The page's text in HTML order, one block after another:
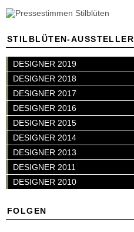
STILBLÜTEN-AUSSTELLER
DESIGNER 2019
DESIGNER 2018
DESIGNER 2017
DESIGNER 2016
DESIGNER 2015
DESIGNER 2014
DESIGNER 2013
DESIGNER 2011
DESIGNER 2010
FOLGEN